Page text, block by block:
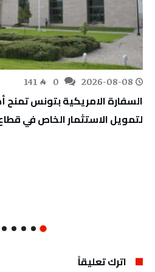
2026-08-08
141
لتمويل الاستثمار الخاص في
اترك تعليقاً